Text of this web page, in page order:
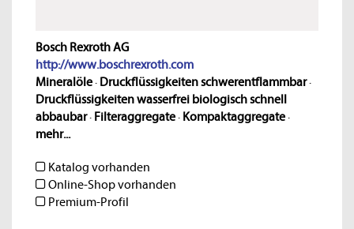
Bosch Rexroth AG
http://www.boschrexroth.com
Mineralöle· Druckflüssigkeiten schwerentflammbar·
Druckflüssigkeiten wasserfrei biologisch schnell
abbaubar· Filteraggregate· Kompaktaggregate·
mehr...
Katalog vorhanden
Online-Shop vorhanden
Premium-Profil